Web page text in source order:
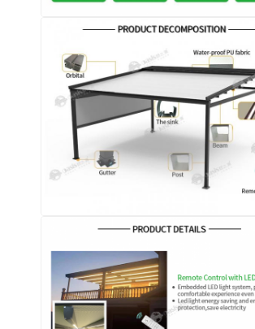
उत्पाद
वीडियो